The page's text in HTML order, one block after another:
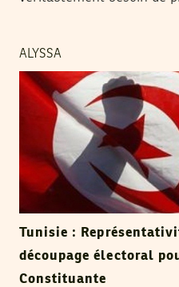
ALYSSA
Tunisie :
découpage électoral
Constituante